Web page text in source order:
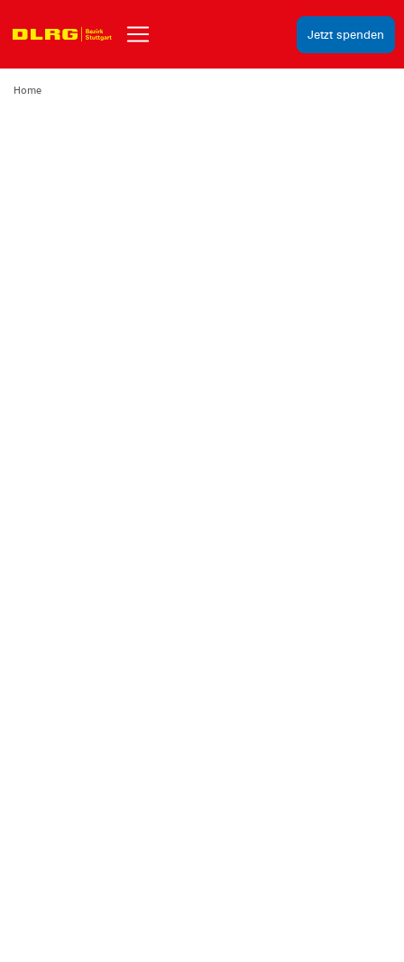
Jetzt spenden
Home